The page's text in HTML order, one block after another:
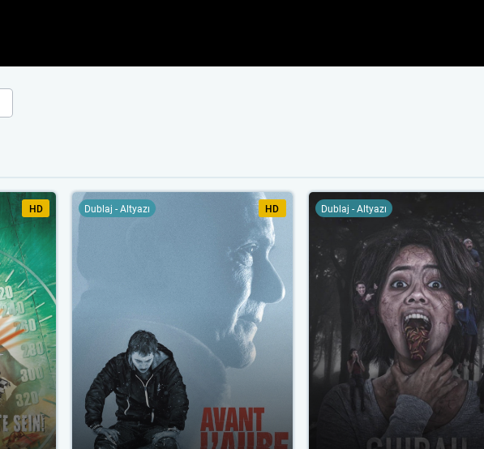
HD Dublaj - Altyazı HD Dublaj - Altyazı